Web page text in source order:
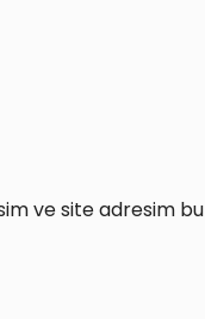
ve site adresim bu